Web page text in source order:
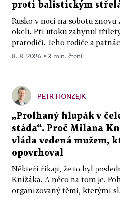
proti balistickým
Rusko v noci na sobotu znovu
okolí. Při útoku zahynul tříletý
prarodiči. Jeho rodiče a
8. 8. 2026 ▪ 3 min. čtení
PETR HONZEJK
„Prolhaný hlupák v
stáda“. Proč Milana
vláda vedená mužem,
opovrhoval
Někteří říkají, že to byl
Knížáka. A něco na tom je.
organizovaný těmi, kterými